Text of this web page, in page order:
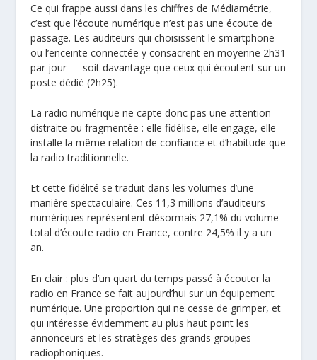
Ce qui frappe aussi dans les chiffres de Médiamétrie,
c’est que l’écoute numérique n’est pas une écoute de
passage. Les auditeurs qui choisissent le smartphone
ou l’enceinte connectée y consacrent en moyenne 2h31
par jour — soit davantage que ceux qui écoutent sur un
poste dédié (2h25).
La radio numérique ne capte donc pas une attention
distraite ou fragmentée : elle fidélise, elle engage, elle
installe la même relation de confiance et d’habitude que
la radio traditionnelle.
Et cette fidélité se traduit dans les volumes d’une
manière spectaculaire. Ces 11,3 millions d’auditeurs
numériques représentent désormais 27,1% du volume
total d’écoute radio en France, contre 24,5% il y a un
an.
En clair : plus d’un quart du temps passé à écouter la
radio en France se fait aujourd’hui sur un équipement
numérique. Une proportion qui ne cesse de grimper, et
qui intéresse évidemment au plus haut point les
annonceurs et les stratèges des grands groupes
radiophoniques.